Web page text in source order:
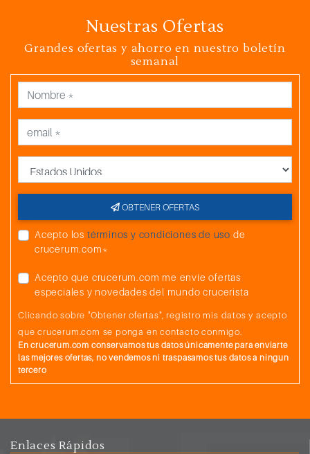
Nuestras Ofertas
Grandes ofertas y ahorro en nuestro boletín
semanal
OBTENER OFERTAS
Acepto los términos y condiciones de uso de
crucerum.com*
Acepto que crucerum.com me envíe ofertas
especiales y novedades del mundo crucerista
Clicando sobre "Obtener ofertas", registro mis datos y acepto
que crucerum.com se ponga en contacto conmigo.
En crucerum.com conservamos tus datos únicamente para enviarte
las mejores ofertas, no vendemos ni traspasamos tus datos a ningun
tercero
Enlaces Rápidos